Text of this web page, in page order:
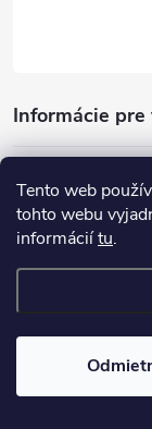
Tento web
tohto webu
informáciítu.
Informácie pre
Showroom